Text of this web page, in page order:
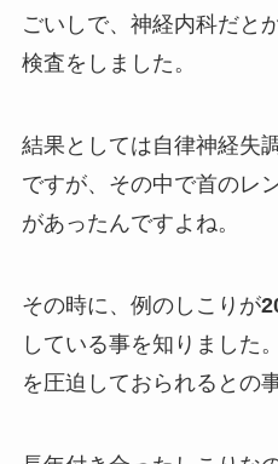
ごいしで、神経内科だと
検査をしました。
結果としては自律神経失
ですが、その中で首のレ
があったんですよね。
その時に、例のしこりが
している事を知りました
を圧迫しておられるとの事